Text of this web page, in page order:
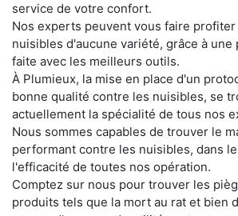
service de votre confort.
Nos experts peuvent vous faire profiter
nuisibles d'aucune variété, grâce à
faite avec les meilleurs outils.
À Plumieux, la mise en place d'un
bonne qualité contre les nuisibles, se
actuellement la spécialité de tous nos
Nous sommes capables de trouver le
performant contre les nuisibles, dans
l'efficacité de toutes nos opération.
Comptez sur nous pour trouver les
produits tels que la mort au rat et bien